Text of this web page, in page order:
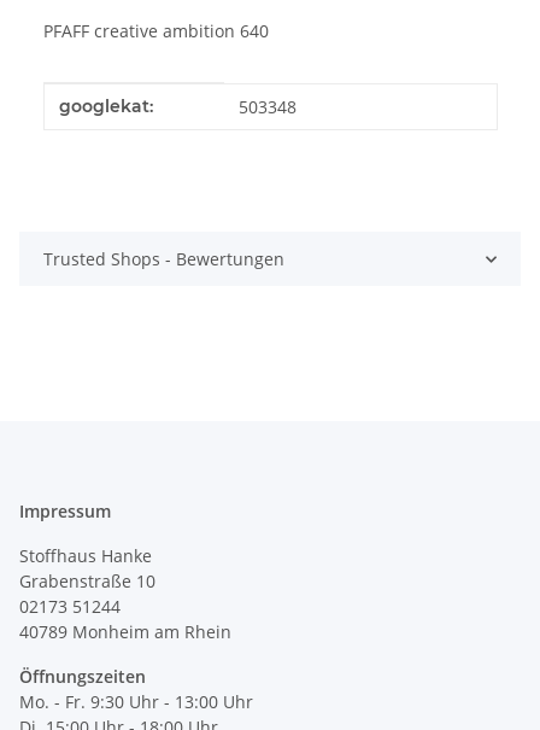
PFAFF creative ambition 640
Produkteigenschaft
Wert
googlekat: 503348
Trusted Shops - Bewertungen
Impressum
Stoffhaus Hanke
Grabenstraße 10
02173 51244
40789 Monheim am Rhein
Öffnungszeiten
Mo. - Fr. 9:30 Uhr - 13:00 Uhr